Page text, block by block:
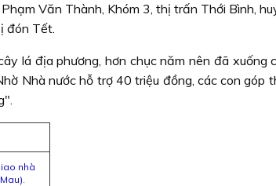
Văn Thành, Khóm 3, thị trấn Thới Bình,
đón Tết.
lá địa phương, hơn chục năm nên đã xuống
Nhà nước hỗ trợ 40 triệu đồng, các con góp
nhà